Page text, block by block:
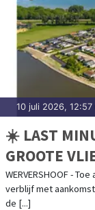
10 juli 2026, 12:57
☀️ LAST
GROOTE
WERVERSHOOF -
verblijf met
de [...]